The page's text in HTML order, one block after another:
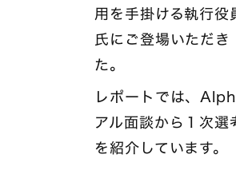
用を手掛ける執行
氏にご登場いただ
た。
レポートでは、
アル面談から１次
を紹介しています。